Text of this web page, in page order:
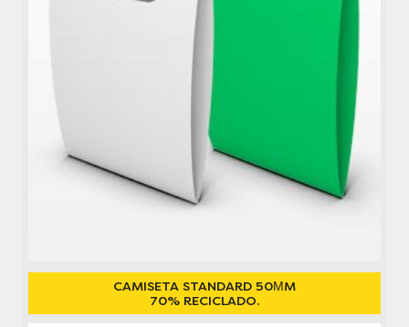
CAMISETA STANDARD 50ΜM
70% RECICLADO.